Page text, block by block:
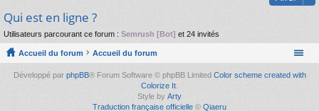
Qui est en ligne ?
Utilisateurs parcourant ce forum : Semrush [Bot] et 24 invités
Accueil du forum Accueil du forum
Développé par phpBB® Forum Software © phpBB Limited Color scheme created with
Colorize It
Style by Arty
Traduction française officielle © Qiaeru